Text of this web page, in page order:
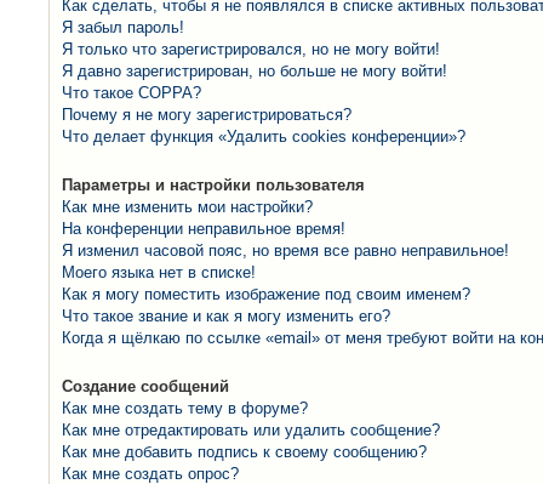
Как сделать, чтобы я не появлялся в списке активных
Я забыл пароль!
Я только что зарегистрировался, но не могу войти!
Я давно зарегистрирован, но больше не могу войти!
Что такое COPPA?
Почему я не могу зарегистрироваться?
Что делает функция «Удалить cookies конференции»?
Параметры и настройки пользователя
Как мне изменить мои настройки?
На конференции неправильное время!
Я изменил часовой пояс, но время все равно неправильное!
Моего языка нет в списке!
Как я могу поместить изображение под своим именем?
Что такое звание и как я могу изменить его?
Когда я щёлкаю по ссылке «email» от меня требуют войти на
Создание сообщений
Как мне создать тему в форуме?
Как мне отредактировать или удалить сообщение?
Как мне добавить подпись к своему сообщению?
Как мне создать опрос?